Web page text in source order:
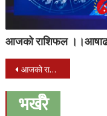
आजको राशिफल ।।आषाढ
Post
navigation
आजको राशिफल ।। साउन २९ गते आईतवार ।।
भर्खरै